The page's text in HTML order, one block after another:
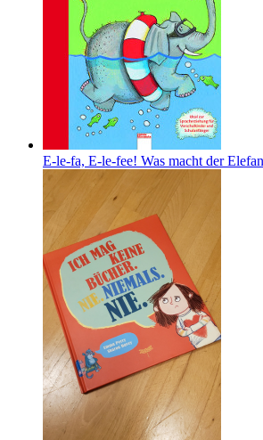
E-le-fa, E-le-fee! Was macht der